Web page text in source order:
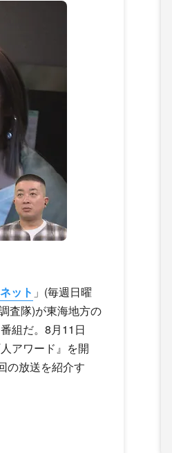
ット 」(毎週日曜
査隊)が東海地方の
組だ。8月11日
アワード』を開
の放送を紹介す